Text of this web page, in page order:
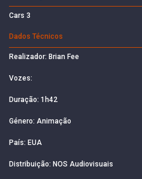
Cars 3
Dados Técnicos
Realizador: Brian Fee
Vozes:
Duração: 1h42
Género: Animação
País: EUA
Distribuição: NOS Audiovisuais